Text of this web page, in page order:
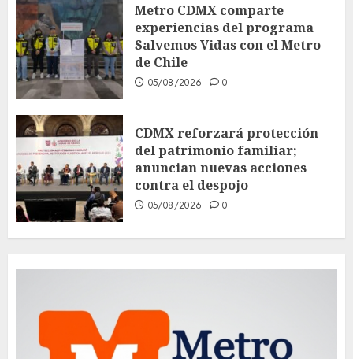
Metro CDMX comparte
experiencias del programa
Salvemos Vidas con el Metro
de Chile
05/08/2026 0
CDMX reforzará protección
del patrimonio familiar;
anuncian nuevas acciones
contra el despojo
05/08/2026 0